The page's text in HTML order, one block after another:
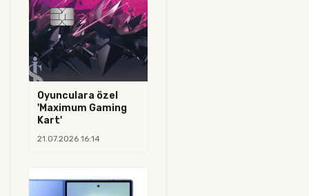
Oyunculara özel
'Maximum Gaming
Kart'
21.07.2026 16:14